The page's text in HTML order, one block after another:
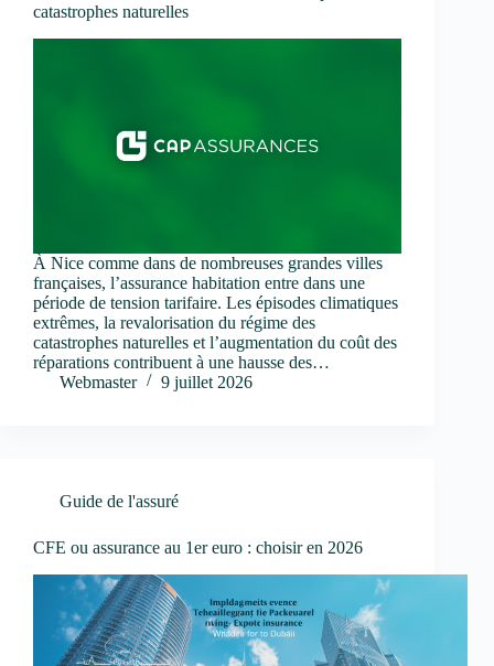
catastrophes naturelles
À Nice comme dans de nombreuses grandes villes
françaises, l’assurance habitation entre dans une
période de tension tarifaire. Les épisodes climatiques
extrêmes, la revalorisation du régime des
catastrophes naturelles et l’augmentation du coût des
réparations contribuent à une hausse des…
Webmaster
9 juillet 2026
Guide de l'assuré
CFE ou assurance au 1er euro : choisir en 2026